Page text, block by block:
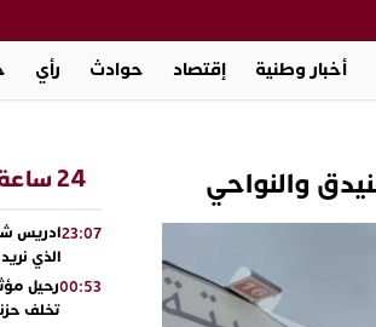
أخبار وطنية إقتصاد حوادث رأي
24 ساعة
23:07ادريس
الذي نريد
00:53رحيل
تخلف